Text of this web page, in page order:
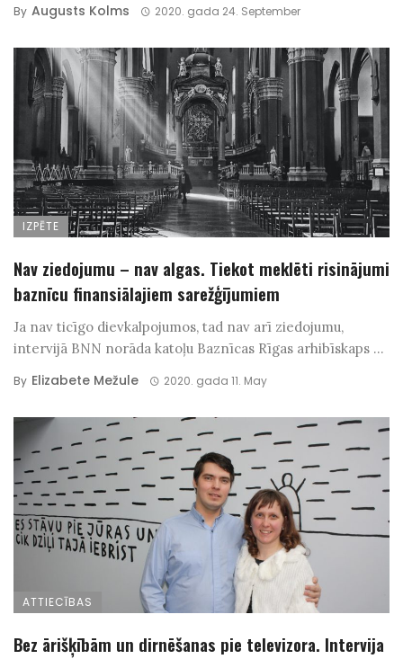
By Augusts Kolms 2020. gada 24. September
IZPĒTE
Nav ziedojumu – nav algas. Tiekot meklēti risinājumi
baznīcu finansiālajiem sarežģījumiem
Ja nav ticīgo dievkalpojumos, tad nav arī ziedojumu,
intervijā BNN norāda katoļu Baznīcas Rīgas arhibīskaps ...
By Elizabete Mežule 2020. gada 11. May
ATTIECĪBAS
Bez ārišķībām un dirnēšanas pie televizora. Intervija